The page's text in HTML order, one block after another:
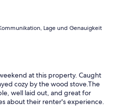
Lage und Genauigkeit
at this property. Caught
cozy by the wood stove.The
well laid out, and great for
about their renter's experience.